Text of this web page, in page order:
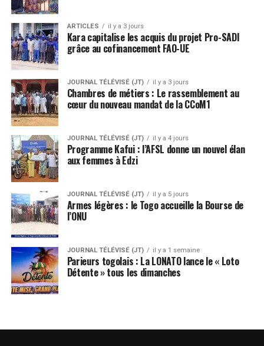
ARTICLES il y a 3 jours
Kara capitalise les acquis du projet Pro-SADI
grâce au cofinancement FAO-UE
JOURNAL TÉLÉVISÉ (JT) il y a 3 jours
Chambres de métiers : Le rassemblement au
cœur du nouveau mandat de la CCoM1
JOURNAL TÉLÉVISÉ (JT) il y a 4 jours
Programme Kafui : l’AFSL donne un nouvel élan
aux femmes à Edzi
JOURNAL TÉLÉVISÉ (JT) il y a 5 jours
Armes légères : le Togo accueille la Bourse de
l’ONU
JOURNAL TÉLÉVISÉ (JT) il y a 1 semaine
Parieurs togolais : La LONATO lance le « Loto
Détente » tous les dimanches